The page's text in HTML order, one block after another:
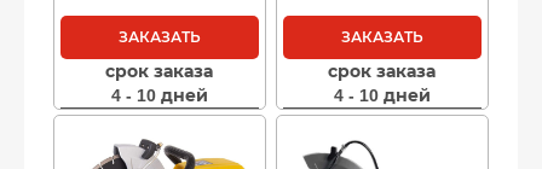
ЗАКАЗАТЬ
срок заказа
4 - 10 дней
ЗАКАЗАТЬ
срок заказа
4 - 10 дней